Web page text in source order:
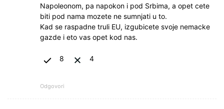
Napoleonom, pa napokon i pod Srbima, a opet cete
biti pod nama mozete ne sumnjati u to.
Kad se raspadne truli EU, izgubicete svoje nemacke
gazde i eto vas opet kod nas.
8 4
Odgovori